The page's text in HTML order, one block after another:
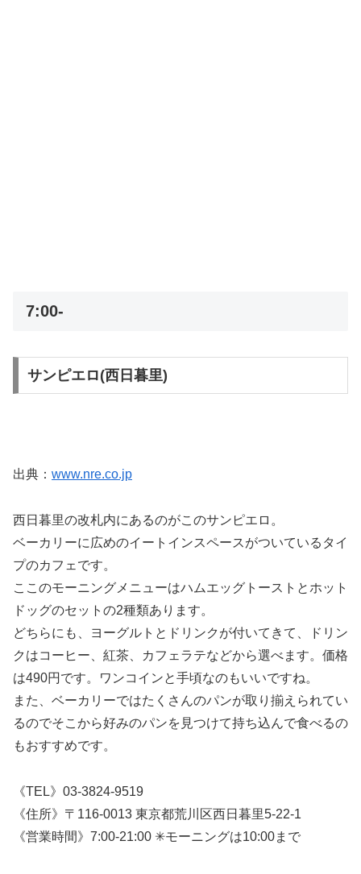
7:00-
サンピエロ(西日暮里)
出典： www.nre.co.jp
西日暮里の改札内にあるのがこのサンピエロ。
ベーカリーに広めのイートインスペースがついているタイ
プのカフェです。
ここのモーニングメニューはハムエッグトーストとホット
ドッグのセットの2種類あります。
どちらにも、ヨーグルトとドリンクが付いてきて、ドリン
クはコーヒー、紅茶、カフェラテなどから選べます。価格
は490円です。ワンコインと手頃なのもいいですね。
また、ベーカリーではたくさんのパンが取り揃えられてい
るのでそこから好みのパンを見つけて持ち込んで食べるの
もおすすめです。
《TEL》03-3824-9519
《住所》〒116-0013 東京都荒川区西日暮里5-22-1
《営業時間》7:00-21:00 ✳︎モーニングは10:00まで